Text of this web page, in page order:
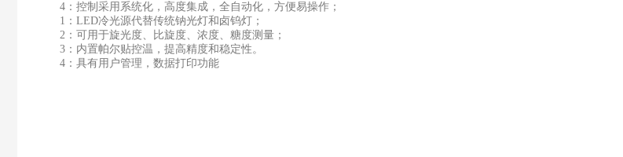
4：控制采用系统化，高度集成，全自动化，方便易操作；
1：LED冷光源代替传统钠光灯和卤钨灯；
2：可用于旋光度、比旋度、浓度、糖度测量；
3：内置帕尔贴控温，提高精度和稳定性。
4：具有用户管理，数据打印功能